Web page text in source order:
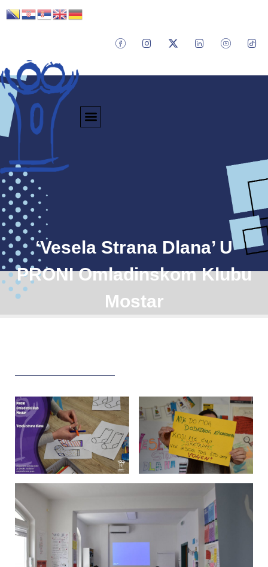
‘Vesela Strana Dlana’ U
PRONI Omladinskom Klubu
Mostar